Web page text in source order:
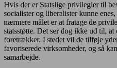
Hvis der er Statslige privilegier til
socialister og liberalister kunne
nærmere målet er at fratage de
statsstøtte. Det ser dog ikke ud til,
foretrækker. I stedet vil de tilføje
favoriserede virksomheder, og så
samarbejde.